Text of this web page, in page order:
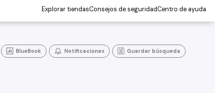
Explorar tiendasConsejos de seguridadCentro de ayuda
BlueBook Notificaciones Guardar búsqueda